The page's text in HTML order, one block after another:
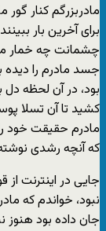
مادربزرگم کنار گور
برای آخرین بار
چشمانت چه خمار
جسد مادرم را
بود، در آن لحظه
کشید تا آن تسلا
مادرم حقیقت خود
که آنچه رشدی
جایی در اینترنت از
نبود، خواندم که
جان داده بود